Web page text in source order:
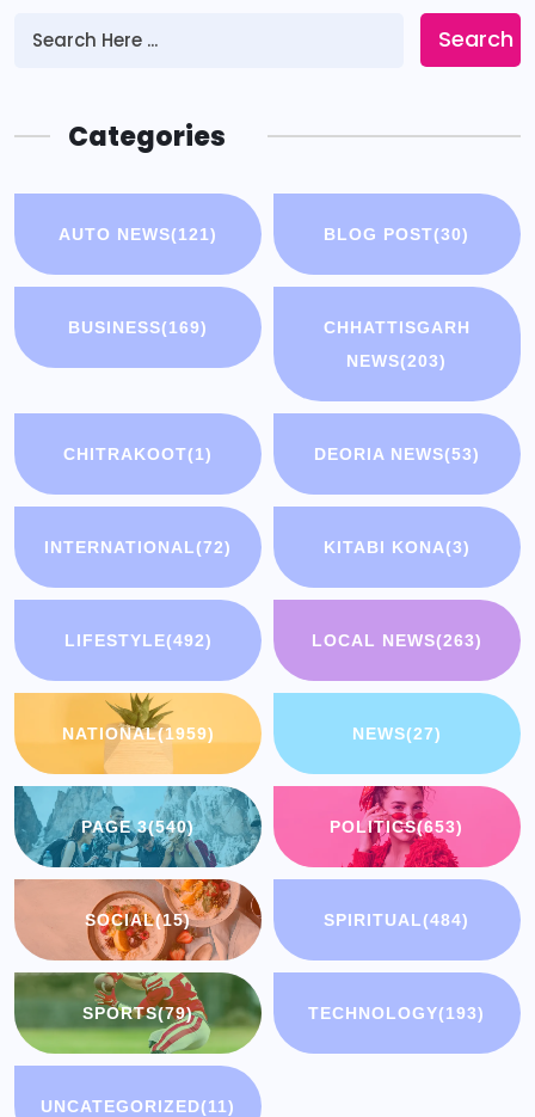
Search
Categories
AUTO NEWS(121) BLOG POST(30)
BUSINESS(169)
CHHATTISGARH
NEWS(203)
CHITRAKOOT(1) DEORIA NEWS(53)
INTERNATIONAL(72) KITABI KONA(3)
LIFESTYLE(492) LOCAL NEWS(263)
NATIONAL(1959) NEWS(27)
PAGE 3(540) POLITICS(653)
SOCIAL(15) SPIRITUAL(484)
SPORTS(79) TECHNOLOGY(193)
UNCATEGORIZED(11)